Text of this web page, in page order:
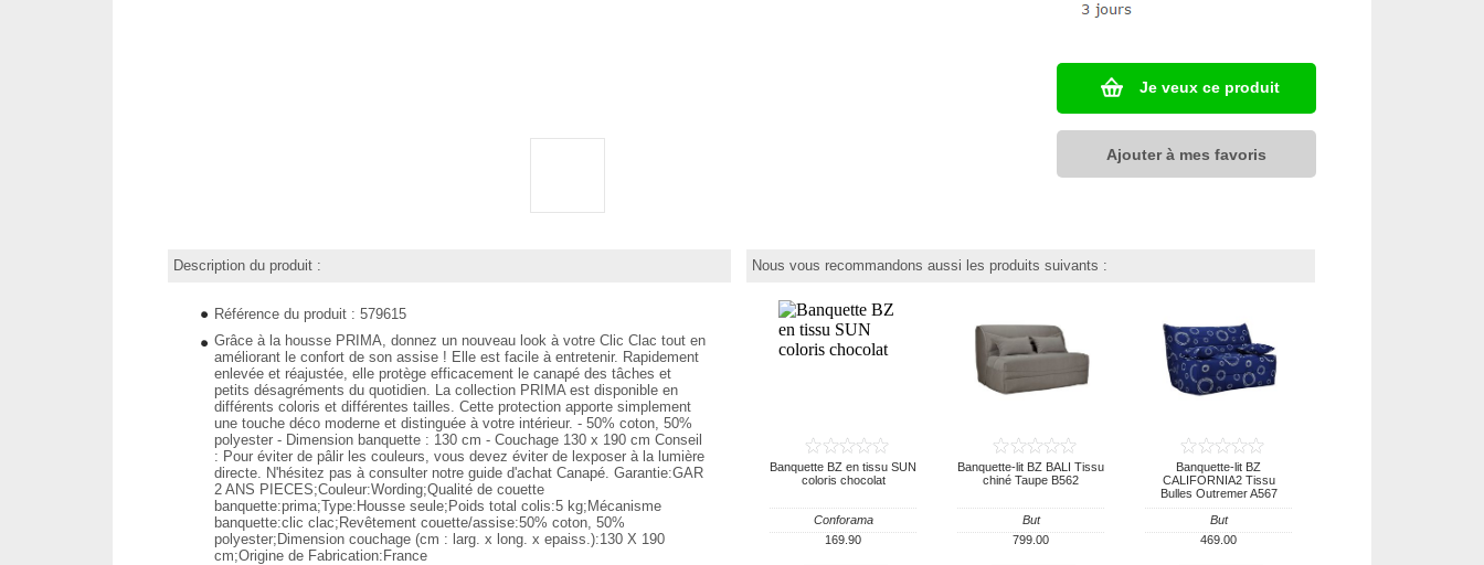
Je veux ce produit
Ajouter à mes favoris
Description du produit :
Référence du produit : 579615
Grâce à la housse PRIMA, donnez un nouveau look à votre Clic Clac tout en
améliorant le confort de son assise ! Elle est facile à entretenir. Rapidement
enlevée et réajustée, elle protège efficacement le canapé des tâches et
petits désagréments du quotidien. La collection PRIMA est disponible en
différents coloris et différentes tailles. Cette protection apporte simplement
une touche déco moderne et distinguée à votre intérieur. - 50% coton, 50%
polyester - Dimension banquette : 130 cm - Couchage 130 x 190 cm Conseil
: Pour éviter de pâlir les couleurs, vous devez éviter de lexposer à la lumière
directe. N'hésitez pas à consulter notre guide d'achat Canapé. Garantie:GAR
2 ANS PIECES;Couleur:Wording;Qualité de couette
banquette:prima;Type:Housse seule;Poids total colis:5 kg;Mécanisme
banquette:clic clac;Revêtement couette/assise:50% coton, 50%
polyester;Dimension couchage (cm : larg. x long. x epaiss.):130 X 190
cm;Origine de Fabrication:France
Nous vous recommandons aussi les produits suivants :
Banquette BZ en tissu SUN
coloris chocolat
Conforama
169.90
Banquette-lit BZ BALI Tissu
chiné Taupe B562
But
799.00
Banquette-lit BZ
CALIFORNIA2 Tissu
Bulles Outremer A567
But
469.00